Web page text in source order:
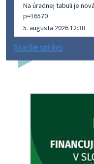
Na úradnej tabuli je
p=16570
5. augusta 2026 12:38
Dovolenka - MUDr.
budeZATVORENÁ z
prípady bude riešiť
Zajtrajší zvoz
Vážený občan, zajtra
Staršie správy